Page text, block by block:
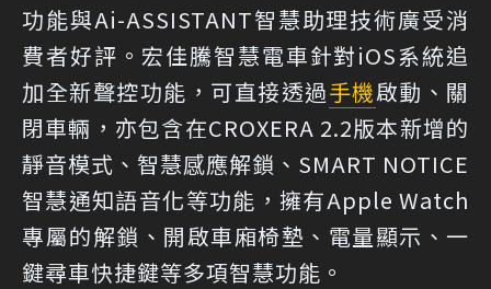
功能與Ai-ASSISTANT智慧助理技術廣受消
費者好評。宏佳騰智慧電車針對iOS系統追
加全新聲控功能，可直接透過手機啟動、關
閉車輛，亦包含在CROXERA 2.2版本新增的
靜音模式、智慧感應解鎖、SMART NOTICE
智慧通知語音化等功能，擁有Apple Watch
專屬的解鎖、開啟車廂椅墊、電量顯示、一
鍵尋車快捷鍵等多項智慧功能。